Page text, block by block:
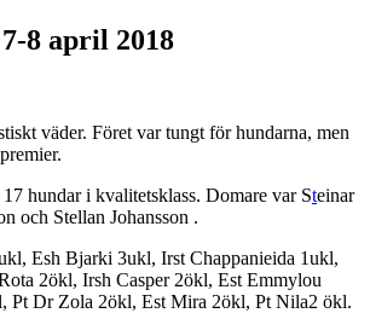
8 april 2018
väder. Föret var tungt för hundarna, men
hundar i kvalitetsklass. Domare var Steinar
och Stellan Johansson .
Esh Bjarki 3ukl, Irst Chappanieida 1ukl,
2ökl, Irsh Casper 2ökl, Est Emmylou
Pt Dr Zola 2ökl, Est Mira 2ökl, Pt Nila2 ökl.